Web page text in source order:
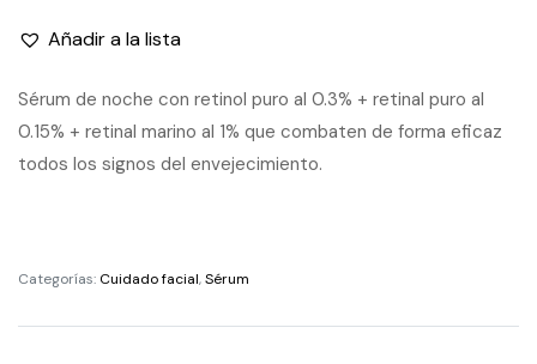
Añadir a la lista
Sérum de noche con retinol puro al 0.3% + retinal puro al
0.15% + retinal marino al 1% que combaten de forma eficaz
todos los signos del envejecimiento.
Categorías: Cuidado facial,Sérum